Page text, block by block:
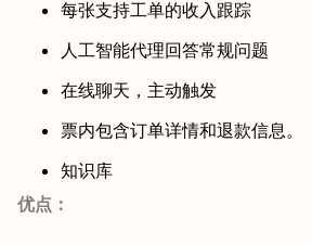
每张支持工单的收入跟踪
人工智能代理回答常规问题
在线聊天，主动触发
票内包含订单详情和退款信息。
知识库
优点：